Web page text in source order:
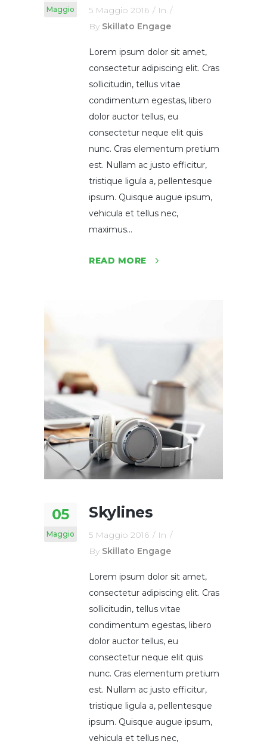
Maggio 5 Maggio 2016
In
By Skillato Engage
Lorem ipsum dolor sit amet,
consectetur adipiscing elit. Cras
sollicitudin, tellus vitae
condimentum egestas, libero
dolor auctor tellus, eu
consectetur neque elit quis
nunc. Cras elementum pretium
est. Nullam ac justo efficitur,
tristique ligula a, pellentesque
ipsum. Quisque augue ipsum,
vehicula et tellus nec,
maximus...
READ MORE
05
Maggio
Skylines
5 Maggio 2016
In
By Skillato Engage
Lorem ipsum dolor sit amet,
consectetur adipiscing elit. Cras
sollicitudin, tellus vitae
condimentum egestas, libero
dolor auctor tellus, eu
consectetur neque elit quis
nunc. Cras elementum pretium
est. Nullam ac justo efficitur,
tristique ligula a, pellentesque
ipsum. Quisque augue ipsum,
vehicula et tellus nec,